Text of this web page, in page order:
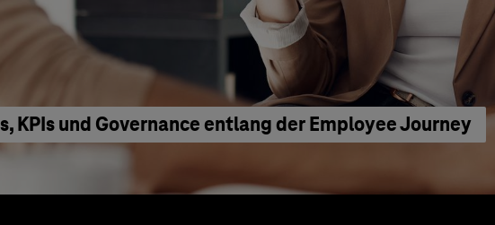
KPIs und Governance entlang der Employee Journey